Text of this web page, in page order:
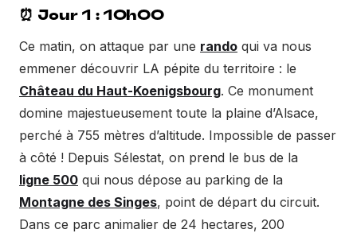
⏰ Jour 1 : 10h00
Ce matin, on attaque par une rando qui va nous
emmener découvrir LA pépite du territoire : le
Château du Haut-Koenigsbourg. Ce monument
domine majestueusement toute la plaine d’Alsace,
perché à 755 mètres d’altitude. Impossible de passer
à côté ! Depuis Sélestat, on prend le bus de la
ligne 500 qui nous dépose au parking de la
Montagne des Singes, point de départ du circuit.
Dans ce parc animalier de 24 hectares, 200